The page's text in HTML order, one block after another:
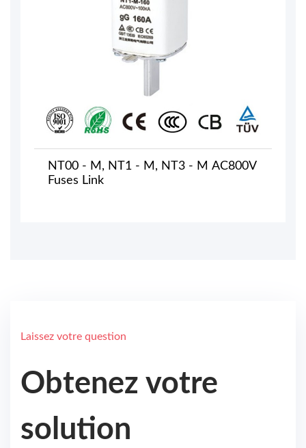
NT00 - M, NT1 - M, NT3 - M AC800V
Fuses Link
Laissez votre question
Obtenez votre
solution